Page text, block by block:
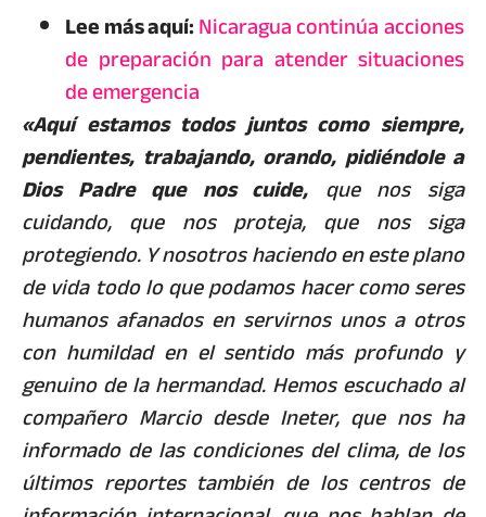
Lee más aquí:Nicaragua continúa acciones
de preparación para atender situaciones
de emergencia
«Aquí estamos todos juntos como siempre,
pendientes, trabajando, orando, pidiéndole a
Dios Padre que nos cuide, que nos siga
cuidando, que nos proteja, que nos siga
protegiendo. Y nosotros haciendo en este plano
de vida todo lo que podamos hacer como seres
humanos afanados en servirnos unos a otros
con humildad en el sentido más profundo y
genuino de la hermandad. Hemos escuchado al
compañero Marcio desde Ineter, que nos ha
informado de las condiciones del clima, de los
últimos reportes también de los centros de